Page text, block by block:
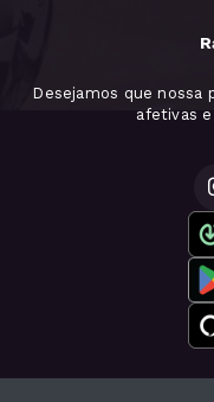
Desejamos que nossa
afetivas